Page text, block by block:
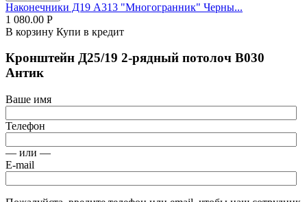
Наконечники Д19 А313 "Многогранник" Черны...
1 080.00 Р
В корзину Купи в кредит
Кронштейн Д25/19 2-рядный потолоч В030
Антик
Ваше имя
Телефон
— или —
E-mail